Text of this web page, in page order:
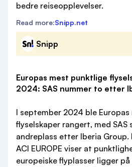
bedre reiseopplevelser.
Read more:Snipp.net
Snipp
Europas mest punktlige
2024: SAS nummer to etter
I september 2024 ble
flyselskaper rangert, med SAS
andreplass etter Iberia Group.
ACI EUROPE viser at
europeiske flyplasser ligger på